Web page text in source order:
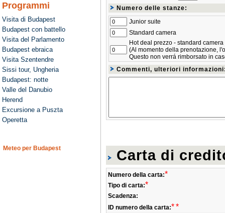
Programmi
Visita di Budapest
Budapest con battello
Visita del Parlamento
Budapest ebraica
Visita Szentendre
Sissi tour, Ungheria
Budapest: notte
Valle del Danubio
Herend
Excursione a Puszta
Operetta
Meteo per Budapest
Numero delle stanze:
Junior suite
Standard camera
Hot deal prezzo - standard camera
(Al momento della prenotazione,
Questo non verrá rimborsato in
Commenti, ulteriori
Carta di
Numero della carta:*
Tipo di carta:*
Scadenza:
ID numero della carta:**